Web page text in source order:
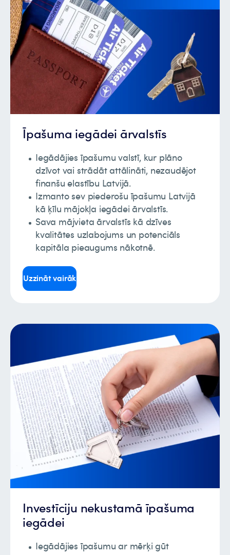
Īpašuma iegādei ārvalstīs
Iegādājies īpašumu valstī, kur plāno
dzīvot vai strādāt attālināti, nezaudējot
finanšu elastību Latvijā.
Izmanto sev piederošu īpašumu Latvijā
kā ķīlu mājokļa iegādei ārvalstīs.
Sava mājvieta ārvalstīs kā dzīves
kvalitātes uzlabojums un potenciāls
kapitāla pieaugums nākotnē.
Uzzināt vairāk
Investīciju nekustamā īpašuma
iegādei
Iegādājies īpašumu ar mērķi gūt